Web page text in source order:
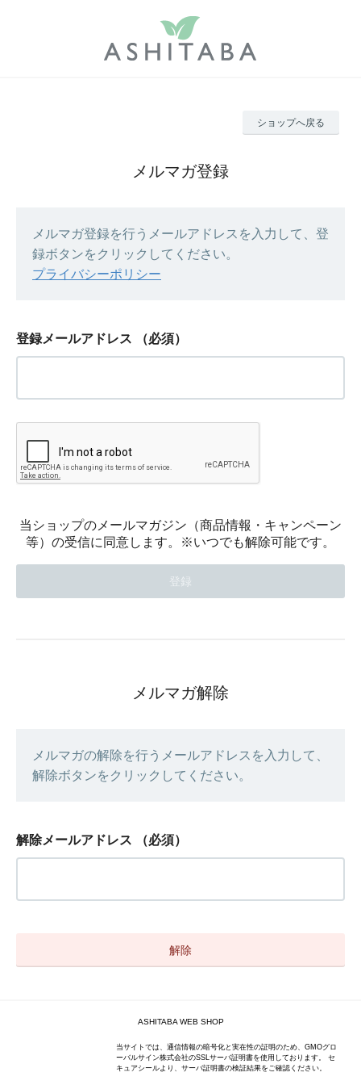
ショップへ戻る
メルマガ登録
メルマガ登録を行うメールアドレスを入力して、登
録ボタンをクリックしてください。
プライバシーポリシー
登録メールアドレス （必須）
当ショップのメールマガジン（商品情報・キャンペーン
等）の受信に同意します。※いつでも解除可能です。
メルマガ解除
メルマガの解除を行うメールアドレスを入力して、
解除ボタンをクリックしてください。
解除メールアドレス （必須）
ASHITABA WEB SHOP
当サイトでは、通信情報の暗号化と実在性の証明のため、GMOグロ
ーバルサイン株式会社のSSLサーバ証明書を使用しております。 セ
キュアシールより、サーバ証明書の検証結果をご確認ください。